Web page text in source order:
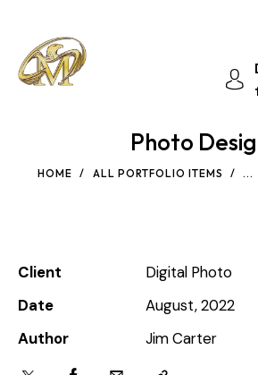
Photo
HOME ALL PORTFOLIO ITEMS ...
Client
Digital Photo
Date
August, 2022
Author
Jim Carter